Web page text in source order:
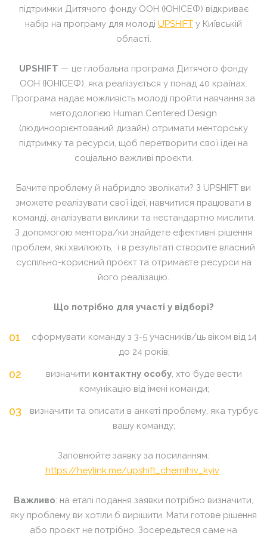
підтримки Дитячого фонду ООН (ЮНІСЕФ) відкриває
набір на програму для молоді UPSHIFT у Київській
області.
UPSHIFT — це глобальна програма Дитячого фонду
ООН (ЮНІСЕФ), яка реалізується у понад 40 країнах.
Програма надає можливість молоді пройти навчання за
методологією Human Centered Design
(людиноорієнтований дизайн) отримати менторську
підтримку та ресурси, щоб перетворити свої ідеї на
соціально важливі проєкти.
Бачите проблему й набридло зволікати? З UPSHIFT ви
зможете реалізувати свої ідеї, навчитися працювати в
команді, аналізувати виклики та нестандартно мислити.
З допомогою ментора/ки знайдете ефективні рішення
проблем, які хвилюють, і в результаті створите власний
суспільно-корисний проєкт та отримаєте ресурси на
його реалізацію.
Що потрібно для участі у відборі?
сформувати команду з 3-5 учасників/ць віком від 14
до 24 років;
визначити контактну особу, хто буде вести
комунікацію від імені команди;
визначити та описати в анкеті проблему, яка турбує
вашу команду;
Заповнюйте заявку за посиланням:
https://heylink.me/upshift_chernihiv_kyiv
Важливо: на етапі подання заявки потрібно визначити,
яку проблему ви хотіли б вирішити. Мати готове рішення
або проєкт не потрібно. Зосередьтеся саме на